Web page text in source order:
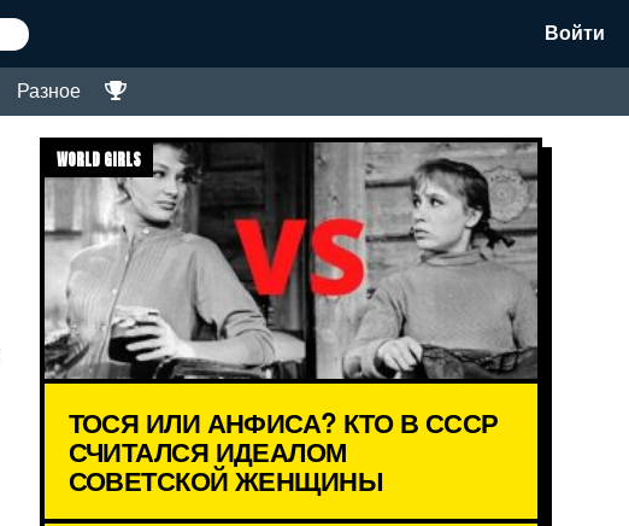
Войти
Разное
WORLD GIRLS
ТОСЯ ИЛИ АНФИСА? КТО В СССР
СЧИТАЛСЯ ИДЕАЛОМ
СОВЕТСКОЙ ЖЕНЩИНЫ